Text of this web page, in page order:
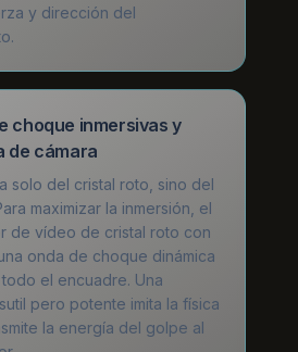
y dirección del
choque inmersivas y
de cámara
solo del cristal roto, sino del
maximizar la inmersión, el
de vídeo de cristal roto con
onda de choque dinámica
el encuadre. Una
pero potente imita la física
la energía del golpe al